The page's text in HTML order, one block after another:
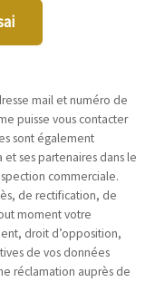
mail et numéro de
puisse vous contacter
sont également
et ses partenaires dans le
commerciale.
de rectification, de
moment votre
droit d’opposition,
de vos données
réclamation auprès de